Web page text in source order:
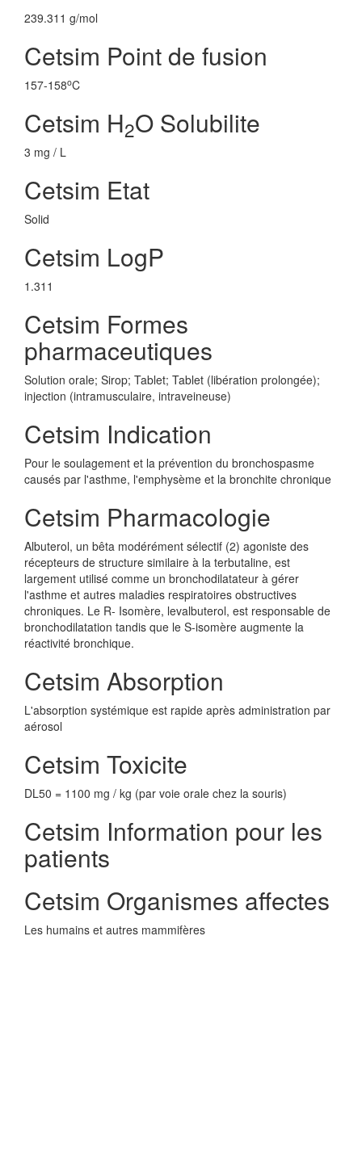
239.311 g/mol
Cetsim Point de fusion
157-158oC
Cetsim H2O Solubilite
3 mg / L
Cetsim Etat
Solid
Cetsim LogP
1.311
Cetsim Formes
pharmaceutiques
Solution orale; Sirop; Tablet; Tablet (libération prolongée);
injection (intramusculaire, intraveineuse)
Cetsim Indication
Pour le soulagement et la prévention du bronchospasme
causés par l'asthme, l'emphysème et la bronchite chronique
Cetsim Pharmacologie
Albuterol, un bêta modérément sélectif (2) agoniste des
récepteurs de structure similaire à la terbutaline, est
largement utilisé comme un bronchodilatateur à gérer
l'asthme et autres maladies respiratoires obstructives
chroniques. Le R- Isomère, levalbuterol, est responsable de
bronchodilatation tandis que le S-isomère augmente la
réactivité bronchique.
Cetsim Absorption
L'absorption systémique est rapide après administration par
aérosol
Cetsim Toxicite
DL50 = 1100 mg / kg (par voie orale chez la souris)
Cetsim Information pour les
patients
Cetsim Organismes affectes
Les humains et autres mammifères